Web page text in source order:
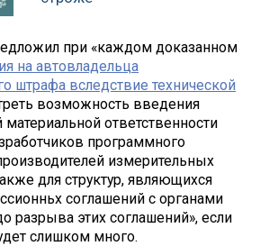
при «каждом доказанном
на автовладельца
штрафа вследствие технической
возможность введения
ответственности
программного
измерительных
для структур, являющихся
соглашений с органами
разрыва этих соглашений», если
слишком много.